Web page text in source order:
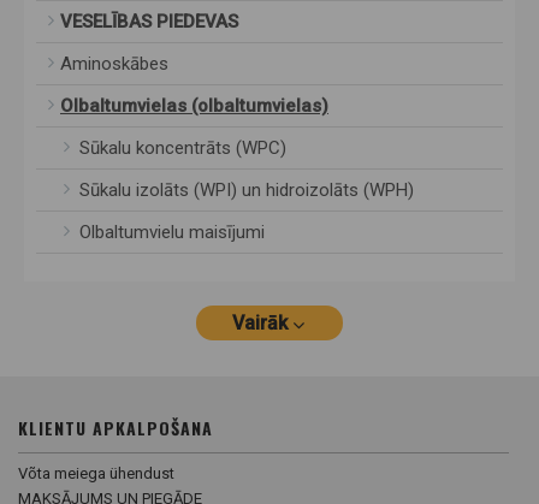
VESELĪBAS PIEDEVAS
Aminoskābes
Olbaltumvielas (olbaltumvielas)
Sūkalu koncentrāts (WPC)
Sūkalu izolāts (WPI) un hidroizolāts (WPH)
Olbaltumvielu maisījumi
Vairāk
KLIENTU APKALPOŠANA
Võta meiega ühendust
MAKSĀJUMS UN PIEGĀDE